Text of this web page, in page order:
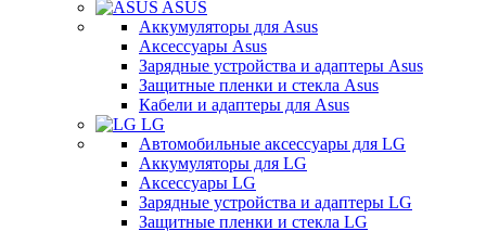
ASUS
Аккумуляторы для Asus
Аксессуары Asus
Зарядные устройства и адаптеры Asus
Защитные пленки и стекла Asus
Кабели и адаптеры для Asus
LG
Автомобильные аксессуары для LG
Аккумуляторы для LG
Аксессуары LG
Зарядные устройства и адаптеры LG
Защитные пленки и стекла LG